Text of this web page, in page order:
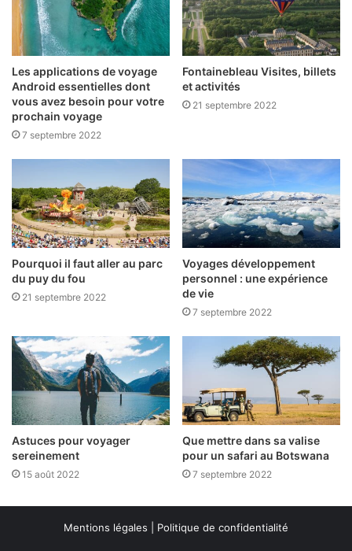
Les applications de voyage
Android essentielles dont
vous avez besoin pour votre
prochain voyage
7 septembre 2022
Fontainebleau Visites, billets
et activités
21 septembre 2022
Pourquoi il faut aller au parc
du puy du fou
21 septembre 2022
Voyages développement
personnel : une expérience
de vie
7 septembre 2022
Astuces pour voyager
sereinement
15 août 2022
Que mettre dans sa valise
pour un safari au Botswana
7 septembre 2022
Mentions légales Politique de confidentialité